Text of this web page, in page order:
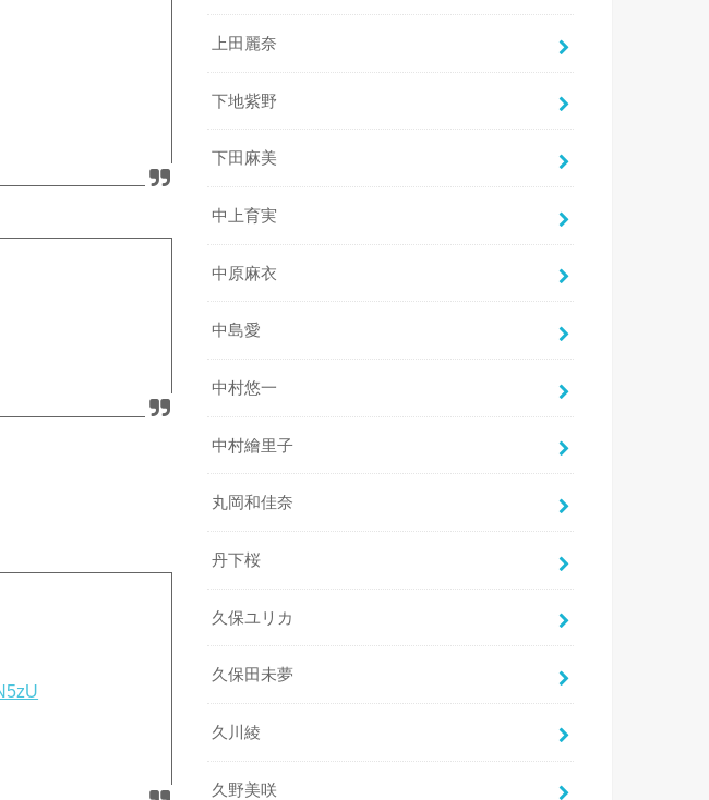
上田麗奈
下地紫野
下田麻美
中上育実
中原麻衣
中島愛
中村悠一
中村繪里子
丸岡和佳奈
丹下桜
久保ユリカ
久保田未夢
久川綾
久野美咲